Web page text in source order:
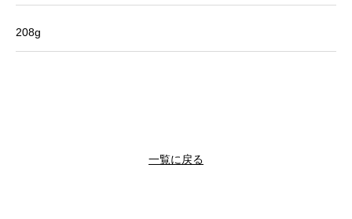
208g
一覧に戻る